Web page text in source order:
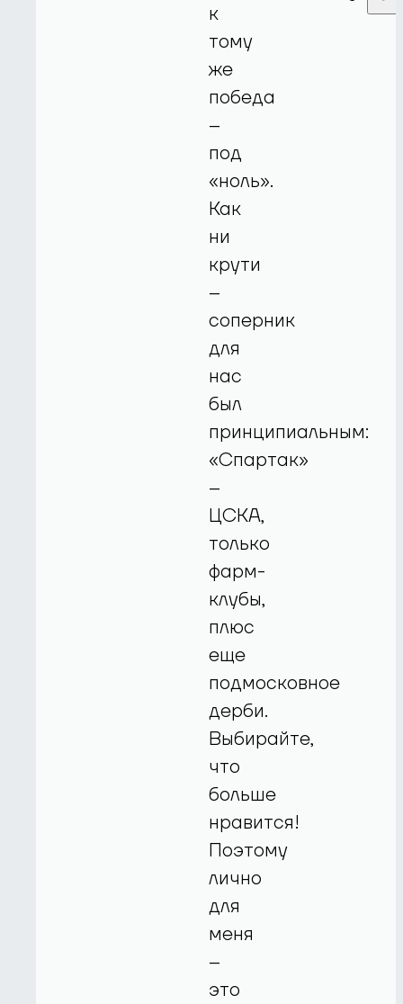
к
тому
же
победа
–
под
«ноль».
Как
ни
крути
–
соперник
для
нас
был
принципиальным:
«Спартак»
–
ЦСКА,
только
фарм-
клубы,
плюс
еще
подмосковное
дерби.
Выбирайте,
что
больше
нравится!
Поэтому
лично
для
меня
–
это